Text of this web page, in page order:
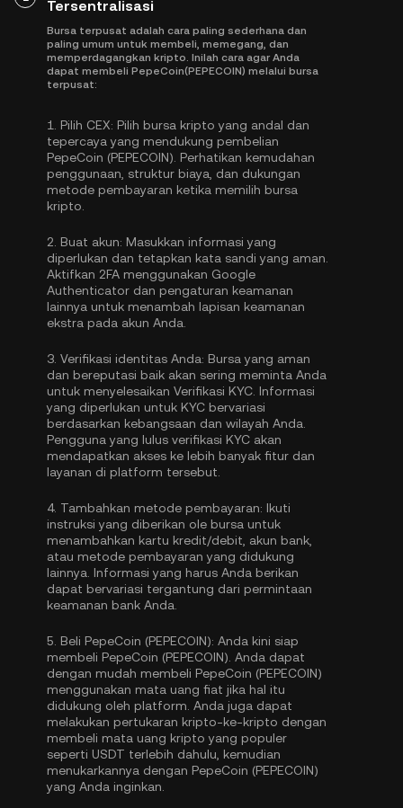
Tersentralisasi
Bursa terpusat adalah cara paling sederhana dan
paling umum untuk membeli, memegang, dan
memperdagangkan kripto. Inilah cara agar Anda
dapat membeli PepeCoin(PEPECOIN) melalui bursa
terpusat:
1. Pilih CEX: Pilih bursa kripto yang andal dan
tepercaya yang mendukung pembelian
PepeCoin (PEPECOIN). Perhatikan kemudahan
penggunaan, struktur biaya, dan dukungan
metode pembayaran ketika memilih bursa
kripto.
2. Buat akun: Masukkan informasi yang
diperlukan dan tetapkan kata sandi yang aman.
Aktifkan 2FA menggunakan Google
Authenticator dan pengaturan keamanan
lainnya untuk menambah lapisan keamanan
ekstra pada akun Anda.
3. Verifikasi identitas Anda: Bursa yang aman
dan bereputasi baik akan sering meminta Anda
untuk menyelesaikan Verifikasi KYC . Informasi
yang diperlukan untuk KYC bervariasi
berdasarkan kebangsaan dan wilayah Anda.
Pengguna yang lulus verifikasi KYC akan
mendapatkan akses ke lebih banyak fitur dan
layanan di platform tersebut.
4. Tambahkan metode pembayaran: Ikuti
instruksi yang diberikan ole bursa untuk
menambahkan kartu kredit/debit, akun bank,
atau metode pembayaran yang didukung
lainnya. Informasi yang harus Anda berikan
dapat bervariasi tergantung dari permintaan
keamanan bank Anda.
5. Beli PepeCoin (PEPECOIN): Anda kini siap
membeli PepeCoin (PEPECOIN). Anda dapat
dengan mudah membeli PepeCoin (PEPECOIN)
menggunakan mata uang fiat jika hal itu
didukung oleh platform. Anda juga dapat
melakukan pertukaran kripto-ke-kripto dengan
membeli mata uang kripto yang populer
seperti USDT terlebih dahulu, kemudian
menukarkannya dengan PepeCoin (PEPECOIN)
yang Anda inginkan.